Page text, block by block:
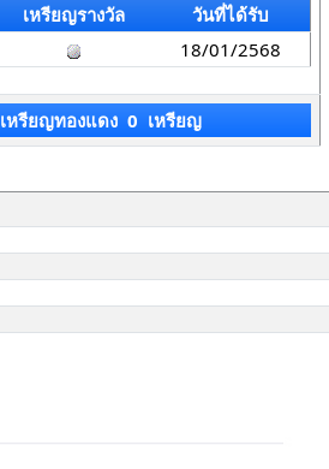
เหรียญรางวัล
วันที่ได้รับ
18/01/2568
เหรียญทองแดง 0 เหรียญ